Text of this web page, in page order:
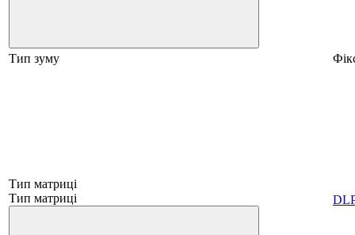
Тип зуму
Тип матриці
Тип матриці